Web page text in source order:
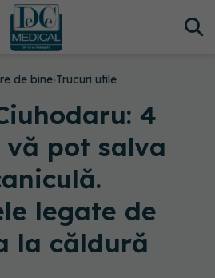
de bine›Trucuri utile
4
vă pot salva
legate de
la căldură